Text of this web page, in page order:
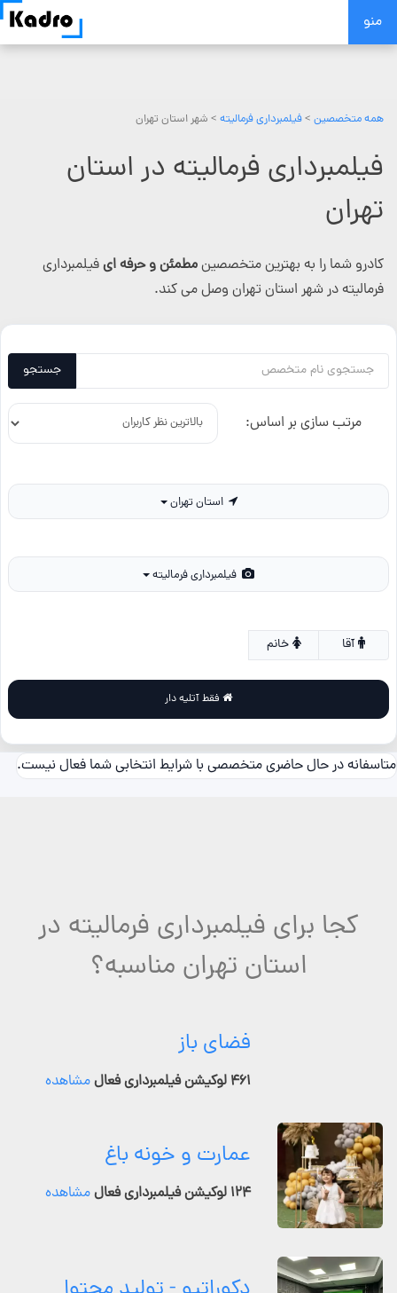
Skip
منو
همه متخصصین >فیلمبرداری فرمالیته > شهر استان تهران
فیلمبرداری فرمالیته در استان
تهران
کادرو شما را به بهترین متخصصینمطمئن و حرفه ایفیلمبرداری
فرمالیته در شهر استان تهران وصل می کند.
جستجو
مرتب سازی بر اساس:
استان تهران
خانم
متاسفانه در حال حاضری متخصصی با شرایط انتخابی شما فعال نیست.
کجا برای فیلمبرداری فرمالیته در
استان تهران مناسبه؟
فضای باز
۴۶۱ لوکیشن فیلمبرداری فعال مشاهده
عمارت و خونه باغ
۱۲۴ لوکیشن فیلمبرداری فعال مشاهده